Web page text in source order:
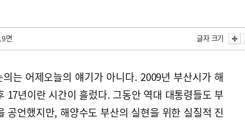
면 글자 크기
는 어제오늘의 얘기가 아니다. 2009년 부산시가 해
17년이란 시간이 흘렀다. 그동안 역대 대통령들도 부
공언했지만, 해양수도 부산의 실현을 위한 실질적 진